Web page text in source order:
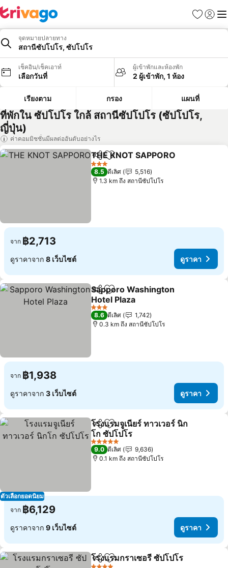
รายการโป
เข้าสู่ร
เมนู
จุดหมายปลายทาง
สถานีซัปโปโร, ซัปโปโร
เช็คอิน/เช็คเอาท์
เลือกวันที่
ผู้เข้าพักและห้องพัก
2 ผู้เข้าพัก, 1 ห้อง
เรียงตาม กรอง แผนที่
ที่พักใน ซัปโปโร ใกล้ สถานีซัปโปโร (ซัปโปโร,
ญี่ปุ่น)
ค่าคอมมิชชั่นมีผลต่ออันดับอย่างไร
แชร์ เพิ่มในรายการโปรด
THE KNOT SAPPORO
3 ดาว
8.5 ดีเลิศ
5,516
1.3 km ถึง สถานีซัปโปโร
จาก ฿2,713
ดูราคาจาก 8 เว็บไซต์ ดูราคา
แชร์ เพิ่มในรายการโปรด
Sapporo Washington
Hotel Plaza
3 ดาว
8.6 ดีเลิศ
1,742
0.3 km ถึง สถานีซัปโปโร
จาก ฿1,938
ดูราคาจาก 3 เว็บไซต์ ดูราคา
ตัวเลือกยอดนิยม
แชร์ เพิ่มในรายการโปรด
โรงแรมจูเนียร์ ทาวเวอร์ นิก
โก ซัปโปโร
5 ดาว
9.0 ดีเลิศ
9,636
0.1 km ถึง สถานีซัปโปโร
จาก ฿6,129
ดูราคาจาก 9 เว็บไซต์ ดูราคา
แชร์ เพิ่มในรายการโปรด
โรงแรมกราเซอรี ซัปโปโร